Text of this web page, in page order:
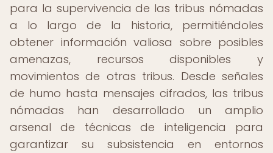
para la supervivencia de las tribus nómadas
a lo largo de la historia, permitiéndoles
obtener información valiosa sobre posibles
amenazas, recursos disponibles y
movimientos de otras tribus. Desde señales
de humo hasta mensajes cifrados, las tribus
nómadas han desarrollado un amplio
arsenal de técnicas de inteligencia para
garantizar su subsistencia en entornos